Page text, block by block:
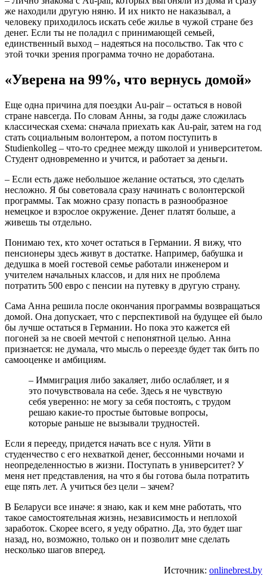
же находили другую няню. И их никто не наказывал, а
человеку приходилось искать себе жилье в чужой стране без
денег. Если ты не поладил с принимающей семьей,
единственный выход – надеяться на посольство. Так что с
этой точки зрения программа точно не доработана.
«Уверена на 99%, что вернусь домой»
Еще одна причина для поездки Au-pair – остаться в новой
стране навсегда. По словам Анны, за годы даже сложилась
классическая схема: сначала приехать как Au-pair, затем на год
стать социальным волонтером, а потом поступить в
Studienkolleg – что-то среднее между школой и университетом.
Студент одновременно и учится, и работает за деньги.
– Если есть даже небольшое желание остаться, это сделать
несложно. Я бы советовала сразу начинать с волонтерской
программы. Так можно сразу попасть в разнообразное
немецкое и взрослое окружение. Денег платят больше, а
живешь ты отдельно.
Понимаю тех, кто хочет остаться в Германии. Я вижу, что
пенсионеры здесь живут в достатке. Например, бабушка и
дедушка в моей гостевой семье работали инженером и
учителем начальных классов, и для них не проблема
потратить 500 евро с пенсии на путевку в другую страну.
Сама Анна решила после окончания программы возвращаться
домой. Она допускает, что с перспективой на будущее ей было
бы лучше остаться в Германии. Но пока это кажется ей
погоней за не своей мечтой с непонятной целью. Анна
признается: не думала, что мысль о переезде будет так бить по
самооценке и амбициям.
– Иммиграция либо закаляет, либо ослабляет, и я
это почувствовала на себе. Здесь я не чувствую
себя уверенно: не могу за себя постоять, с трудом
решаю какие-то простые бытовые вопросы,
которые раньше не вызывали трудностей.
Если я перееду, придется начать все с нуля. Уйти в
студенчество с его нехваткой денег, бессонными ночами и
неопределенностью в жизни. Поступать в университет? У
меня нет представления, на что я бы готова была потратить
еще пять лет. А учиться без цели – зачем?
В Беларуси все иначе: я знаю, как и кем мне работать, что
такое самостоятельная жизнь, независимость и неплохой
заработок. Скорее всего, я уеду обратно. Да, это будет шаг
назад, но, возможно, только он и позволит мне сделать
несколько шагов вперед.
Источник: onlinebrest.by